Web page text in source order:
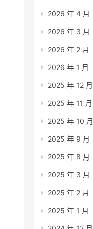
2026 年 4 月
2026 年 3 月
2026 年 2 月
2026 年 1 月
2025 年 12 月
2025 年 11 月
2025 年 10 月
2025 年 9 月
2025 年 8 月
2025 年 3 月
2025 年 2 月
2025 年 1 月